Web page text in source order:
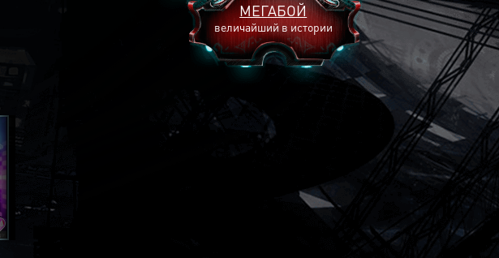
МЕГАБОЙ
величайший в истории
2240